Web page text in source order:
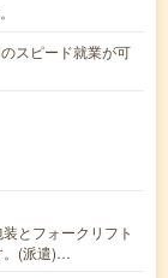
スピード就業が可
とフォークリフト
。(派遣)…